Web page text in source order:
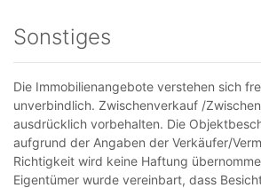
Sonstiges
Die Immobilienangebote verstehen sich
unverbindlich. Zwischenverkauf /
ausdrücklich vorbehalten. Die
aufgrund der Angaben der Verkäufer/
Richtigkeit wird keine Haftung
Eigentümer wurde vereinbart, dass